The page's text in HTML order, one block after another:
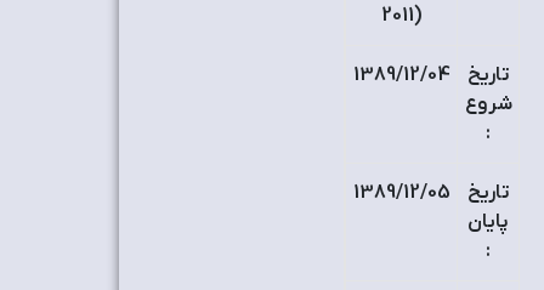
2011)
تاریخ
شروع
:
1389/12/04
تاریخ
پایان
:
1389/12/05